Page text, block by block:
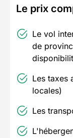
Le prix
Le vol
de
Les taxes
locales)
Les